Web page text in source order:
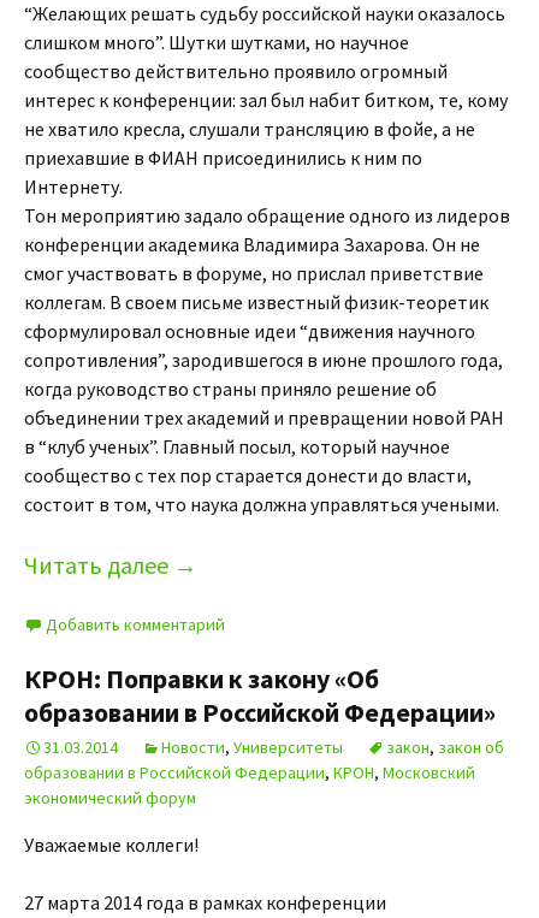
“Желающих решать судьбу российской науки оказалось
слишком много”. Шутки шутками, но научное
сообщество действительно проявило огромный
интерес к конференции: зал был набит битком, те, кому
не хватило кресла, слушали трансляцию в фойе, а не
приехавшие в ФИАН присоединились к ним по
Интернету.
Тон мероприятию задало обращение одного из лидеров
конференции академика Владимира Захарова. Он не
смог участвовать в форуме, но прислал приветствие
коллегам. В своем письме известный физик-теоретик
сформулировал основные идеи “движения научного
сопротивления”, зародившегося в июне прошлого года,
когда руководство страны приняло решение об
объединении трех академий и превращении новой РАН
в “клуб ученых”. Главный посыл, который научное
сообщество с тех пор старается донести до власти,
состоит в том, что наука должна управляться учеными.
Читать далее →
Добавить комментарий
КРОН: Поправки к закону «Об
образовании в Российской Федерации»
31.03.2014 Новости, Университеты закон, закон об
образовании в Российской Федерации, КРОН, Московский
экономический форум
Уважаемые коллеги!
27 марта 2014 года в рамках конференции